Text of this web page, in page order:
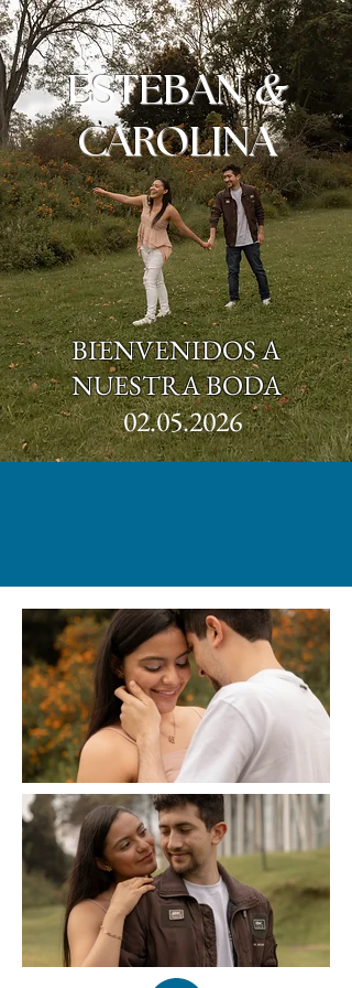
ESTEBAN&
CAROLINA
BIENVENIDOS A
NUESTRA BODA
02.05.2026